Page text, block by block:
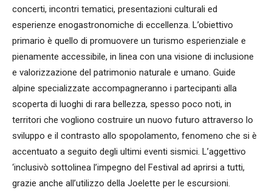
concerti, incontri tematici, presentazioni culturali ed
esperienze enogastronomiche di eccellenza. L’obiettivo
primario è quello di promuovere un turismo esperienziale e
pienamente accessibile, in linea con una visione di inclusione
e valorizzazione del patrimonio naturale e umano. Guide
alpine specializzate accompagneranno i partecipanti alla
scoperta di luoghi di rara bellezza, spesso poco noti, in
territori che vogliono costruire un nuovo futuro attraverso lo
sviluppo e il contrasto allo spopolamento, fenomeno che si è
accentuato a seguito degli ultimi eventi sismici. L’aggettivo
‘inclusivò sottolinea l’impegno del Festival ad aprirsi a tutti,
grazie anche all’utilizzo della Joelette per le escursioni.